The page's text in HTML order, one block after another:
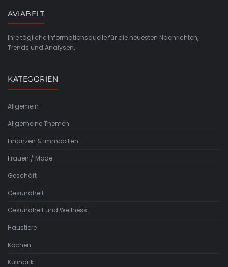
AVIABELT
Ihre tägliche Informationsquelle für die neuesten Nachrichten,
Trends und Analysen.
KATEGORIEN
Allgemein
Allgemeine Themen
Finanzen & Immobilien
Frauen / Mode
Geschäft
Gesundheit
Gesundheit und Wellness
Haustiere
Kochen
Kulinarik